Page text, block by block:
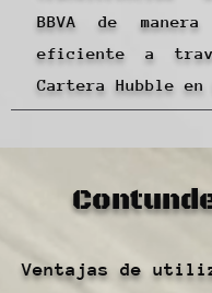
BBVA de
eficiente a
Cartera Hubble en
Ventajas de